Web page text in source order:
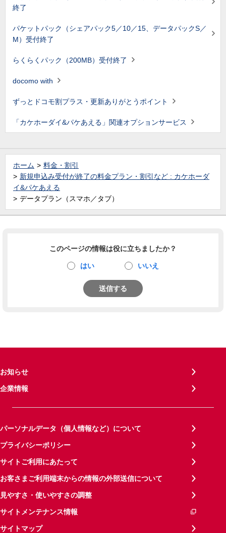
終了
パケットパック（シェアパック5／10／15、データパックS／
M）受付終了
らくらくパック（200MB）受付終了
docomo with
ずっとドコモ割プラス・更新ありがとうポイント
「カケホーダイ&パケあえる」関連オプションサービス
ホーム
料金・割引
新規申込み受付が終了の料金プラン・割引など : カケホーダ
イ&パケあえる
データプラン（スマホ／タブ）
このページの情報は役に立ちましたか？
はい いいえ
送信する
お知らせ
企業情報
パーソナルデータ（個人情報など）について
プライバシーポリシー
サイトご利用にあたって
お客さまご利用端末からの情報の外部送信について
見やすさ・使いやすさの調整
サイトメンテナンス情報
サイトマップ